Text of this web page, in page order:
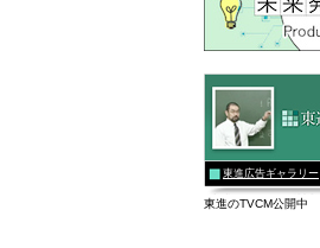
東進広告ギャラリー
東進のTVCM公開中